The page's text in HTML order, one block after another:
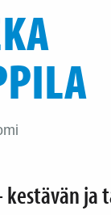
kestävän